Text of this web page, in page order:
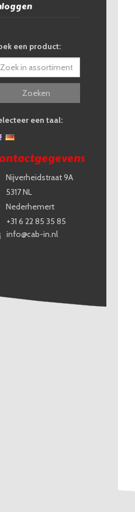
een product:
Zoeken
een taal:
Nijverheidstraat 9A
5317 NL
Nederhemert
+31 6 22 85 35 85
info@cab-in.nl